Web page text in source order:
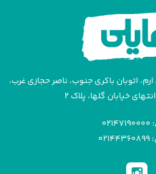
اتوبان باکری جنوب، ناصر حجازی غرب،
خیابان گلها، پلاک ۲